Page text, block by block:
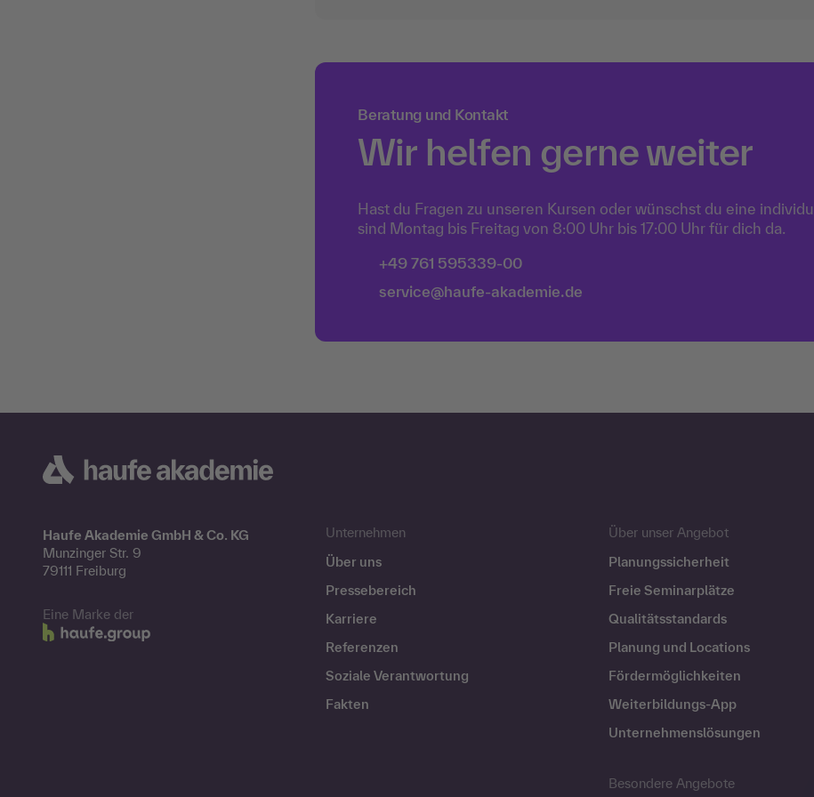
Beratung und Kontakt
Wir helfen gerne weiter
Hast du Fragen zu unseren Kursen oder wünschst du eine
sind Montag bis Freitag von 8:00 Uhr bis 17:00 Uhr für dich da.
+49 761 595339-00
service@haufe-akademie.de
Haufe Akademie GmbH & Co. KG
Munzinger Str. 9
79111 Freiburg
Eine Marke der
Unternehmen
Über uns
Pressebereich
Karriere
Referenzen
Soziale Verantwortung
Fakten
Über unser Angebot
Planungssicherheit
Freie Seminarplätze
Qualitätsstandards
Planung und Locations
Fördermöglichkeiten
Weiterbildungs-App
Unternehmenslösungen
Besondere Angebote